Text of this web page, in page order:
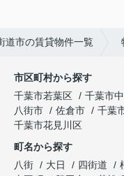
道市の賃貸物件一覧
市区町村から探す
千葉市若葉区
千葉市
八街市
佐倉市 千葉
千葉市花見川区
町名から探す
八街
大日 四街道